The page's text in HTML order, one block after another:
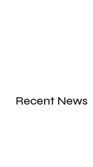
Recent News